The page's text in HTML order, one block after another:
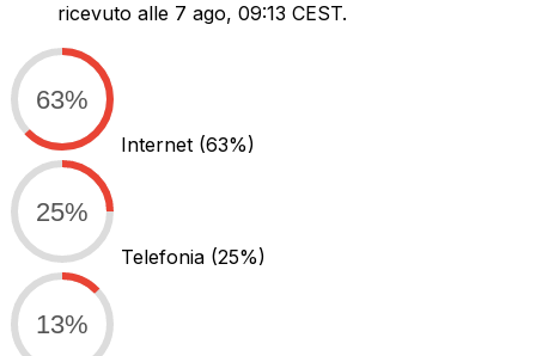
ricevuto alle 7 ago, 09:13 CEST.
63%
Internet (63%)
25%
Telefonia (25%)
13%